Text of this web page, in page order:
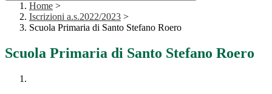
Home >
Iscrizioni a.s.2022/2023 >
Scuola Primaria di Santo Stefano Roero
Scuola Primaria di Santo Stefano Roero